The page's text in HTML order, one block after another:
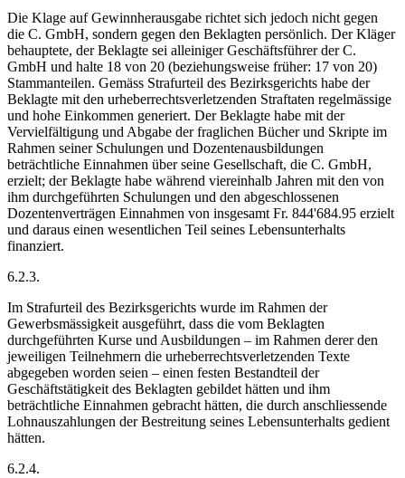
Die Klage auf Gewinnherausgabe richtet sich jedoch nicht gegen
die C. GmbH, sondern gegen den Beklagten persönlich. Der Kläger
behauptete, der Beklagte sei alleiniger Geschäftsführer der C.
GmbH und halte 18 von 20 (beziehungsweise früher: 17 von 20)
Stammanteilen. Gemäss Strafurteil des Bezirksgerichts habe der
Beklagte mit den urheberrechtsverletzenden Straftaten regelmässige
und hohe Einkommen generiert. Der Beklagte habe mit der
Vervielfältigung und Abgabe der fraglichen Bücher und Skripte im
Rahmen seiner Schulungen und Dozentenausbildungen
beträchtliche Einnahmen über seine Gesellschaft, die C. GmbH,
erzielt; der Beklagte habe während viereinhalb Jahren mit den von
ihm durchgeführten Schulungen und den abgeschlossenen
Dozentenverträgen Einnahmen von insgesamt Fr. 844'684.95 erzielt
und daraus einen wesentlichen Teil seines Lebensunterhalts
finanziert.
6.2.3.
Im Strafurteil des Bezirksgerichts wurde im Rahmen der
Gewerbsmässigkeit ausgeführt, dass die vom Beklagten
durchgeführten Kurse und Ausbildungen – im Rahmen derer den
jeweiligen Teilnehmern die urheberrechtsverletzenden Texte
abgegeben worden seien – einen festen Bestandteil der
Geschäftstätigkeit des Beklagten gebildet hätten und ihm
beträchtliche Einnahmen gebracht hätten, die durch anschliessende
Lohnauszahlungen der Bestreitung seines Lebensunterhalts gedient
hätten.
6.2.4.